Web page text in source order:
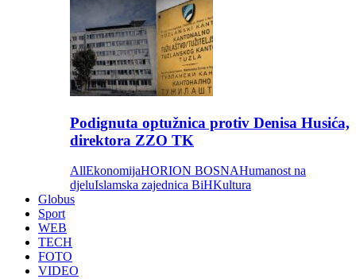
Podignuta optužnica protiv Denisa Husića,
direktora ZZO TK
AllEkonomijaHORION BOSNAHumanost na
djeluIslamska zajednica BiHKultura
Globus
Sport
WEB
TECH
FOTO
VIDEO